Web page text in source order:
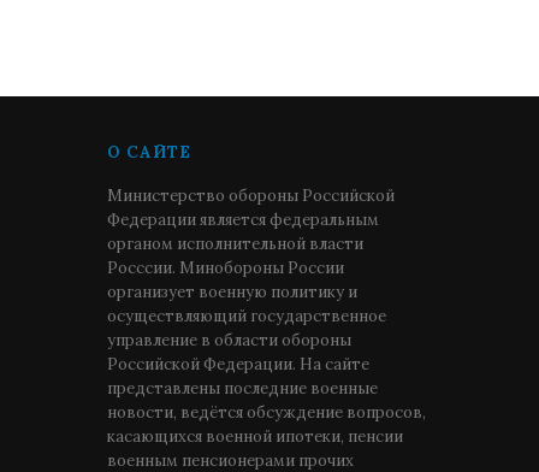
О САЙТЕ
Министерство обороны Российской
Федерации является федеральным
органом исполнительной власти
Росссии. Минобороны России
организует военную политику и
осуществляющий государственное
управление в области обороны
Российской Федерации. На сайте
представлены последние военные
новости, ведётся обсуждение вопросов,
касающихся военной ипотеки, пенсии
военным пенсионерами прочих